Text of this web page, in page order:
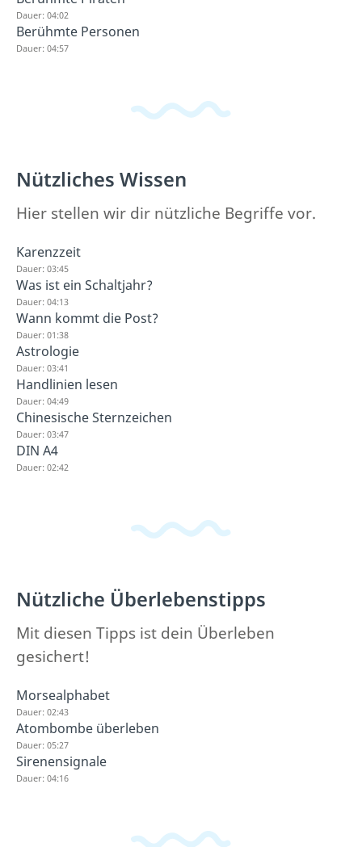
Dauer: 04:02
Berühmte Personen
Dauer: 04:57
Nützliches Wissen
Hier stellen wir dir nützliche Begriffe vor.
Karenzzeit
Dauer: 03:45
Was ist ein Schaltjahr?
Dauer: 04:13
Wann kommt die Post?
Dauer: 01:38
Astrologie
Dauer: 03:41
Handlinien lesen
Dauer: 04:49
Chinesische Sternzeichen
Dauer: 03:47
DIN A4
Dauer: 02:42
Nützliche Überlebenstipps
Mit diesen Tipps ist dein Überleben
gesichert!
Morsealphabet
Dauer: 02:43
Atombombe überleben
Dauer: 05:27
Sirenensignale
Dauer: 04:16